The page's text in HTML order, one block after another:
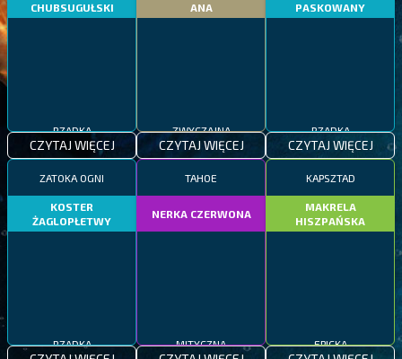
CHUBSUGUŁSKI
RZADKA
CZYTAJ WIĘCEJ
ANA
ZWYCZAJNA
CZYTAJ WIĘCEJ
PASKOWANY
RZADKA
CZYTAJ WIĘCEJ
ZATOKA OGNI
KOSTER
ŻAGLOPŁETWY
RZADKA
TAHOE
NERKA CZERWONA
MITYCZNA
KAPSZTAD
MAKRELA
HISZPAŃSKA
EPICKA